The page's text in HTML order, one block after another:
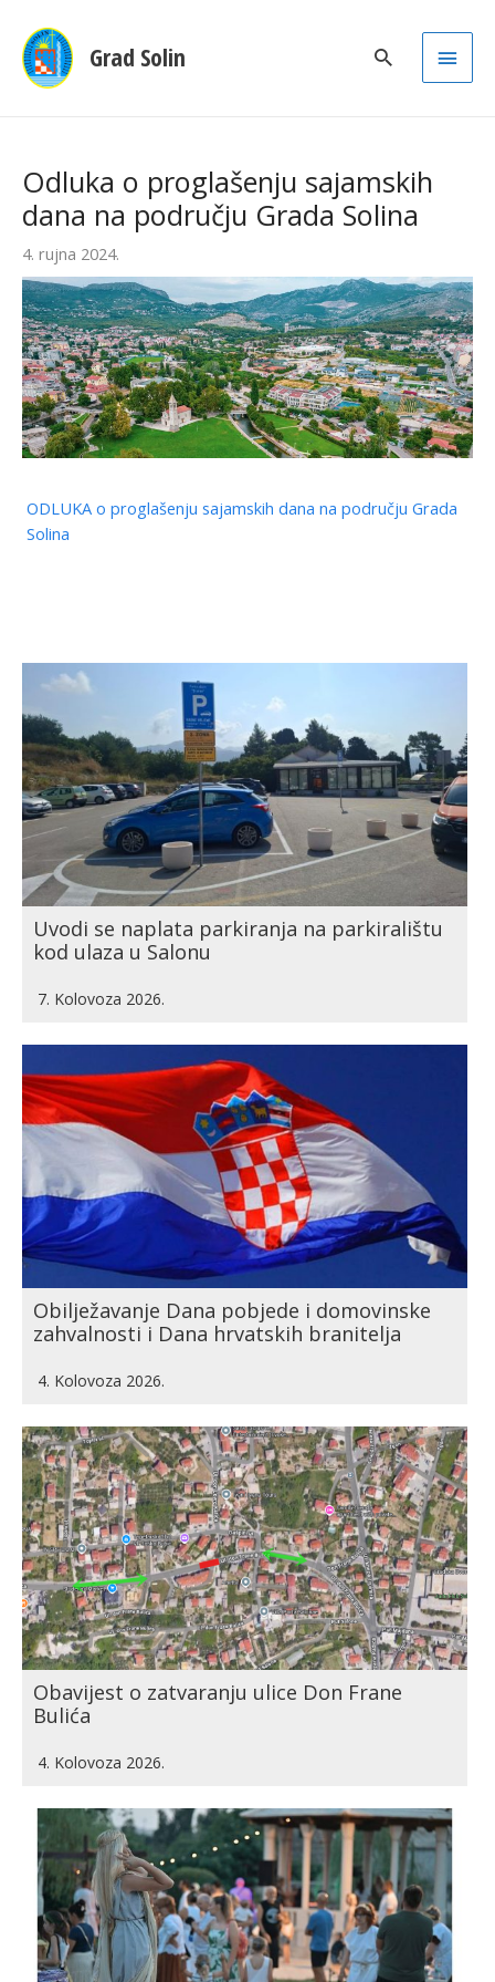
Grad Solin
Main
Odluka o proglašenju sajamskih
dana na području Grada Solina
4. rujna 2024.
ODLUKA o proglašenju sajamskih dana na području Grada
Solina
Uvodi se naplata parkiranja na parkiralištu
kod ulaza u Salonu
7. Kolovoza 2026.
Obilježavanje Dana pobjede i domovinske
zahvalnosti i Dana hrvatskih branitelja
4. Kolovoza 2026.
Obavijest o zatvaranju ulice Don Frane
Bulića
4. Kolovoza 2026.